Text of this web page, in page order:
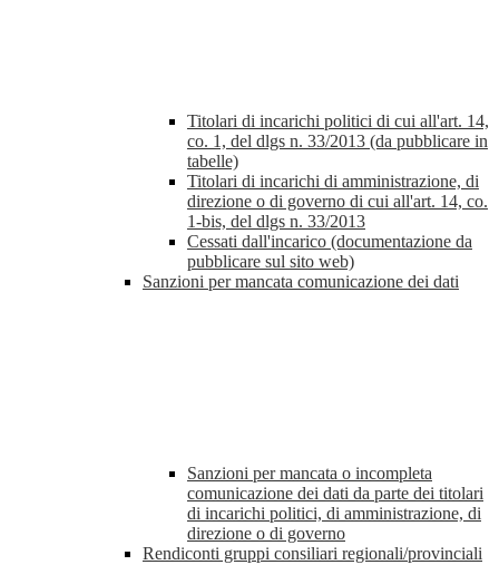
Titolari di incarichi politici di cui all'art. 14,
co. 1, del dlgs n. 33/2013 (da pubblicare in
tabelle)
Titolari di incarichi di amministrazione, di
direzione o di governo di cui all'art. 14, co.
1-bis, del dlgs n. 33/2013
Cessati dall'incarico (documentazione da
pubblicare sul sito web)
Sanzioni per mancata comunicazione dei dati
Sanzioni per mancata o incompleta
comunicazione dei dati da parte dei titolari
di incarichi politici, di amministrazione, di
direzione o di governo
Rendiconti gruppi consiliari regionali/provinciali